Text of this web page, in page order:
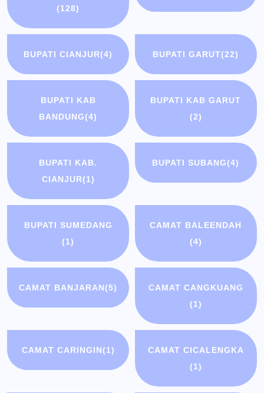
(128)
BUPATI CIANJUR(4) BUPATI GARUT(22)
BUPATI KAB
BANDUNG(4)
BUPATI KAB GARUT
(2)
BUPATI KAB.
CIANJUR(1)
BUPATI SUBANG(4)
BUPATI SUMEDANG
(1)
CAMAT BALEENDAH
(4)
CAMAT BANJARAN(5)
CAMAT CANGKUANG
(1)
CAMAT CARINGIN(1)
CAMAT CICALENGKA
(1)